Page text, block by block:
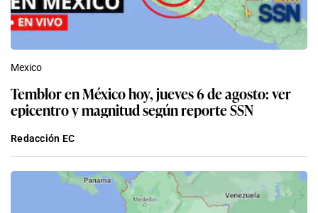
Mexico
Temblor en México hoy, jueves 6 de agosto: ver
epicentro y magnitud según reporte SSN
Redacción EC